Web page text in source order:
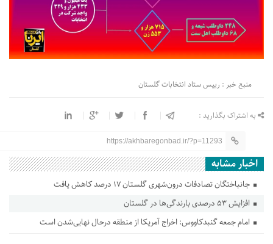
منبع خبر : رییس ستاد انتخابات گلستان
به اشتراک بگذارید :
https://akhbaregonbad.ir/?p=11293
اخبار مشابه
جانباختگان تصادفات درون‌شهری گلستان ۱۷ درصد کاهش یافت
افزایش ۵۳ درصدی بارندگی‌ها در گلستان
امام جمعه گنبدکاووس: اخراج آمریکا از منطقه درحال نهایی‌شدن است